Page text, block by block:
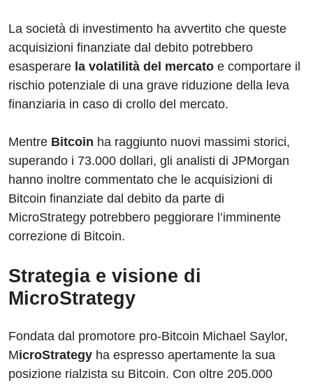
La società di investimento ha avvertito che queste
acquisizioni finanziate dal debito potrebbero
esasperare la volatilità del mercato e comportare il
rischio potenziale di una grave riduzione della leva
finanziaria in caso di crollo del mercato.
Mentre Bitcoin ha raggiunto nuovi massimi storici,
superando i 73.000 dollari, gli analisti di JPMorgan
hanno inoltre commentato che le acquisizioni di
Bitcoin finanziate dal debito da parte di
MicroStrategy potrebbero peggiorare l’imminente
correzione di Bitcoin.
Strategia e visione di
MicroStrategy
Fondata dal promotore pro-Bitcoin Michael Saylor,
MicroStrategy ha espresso apertamente la sua
posizione rialzista su Bitcoin. Con oltre 205.000